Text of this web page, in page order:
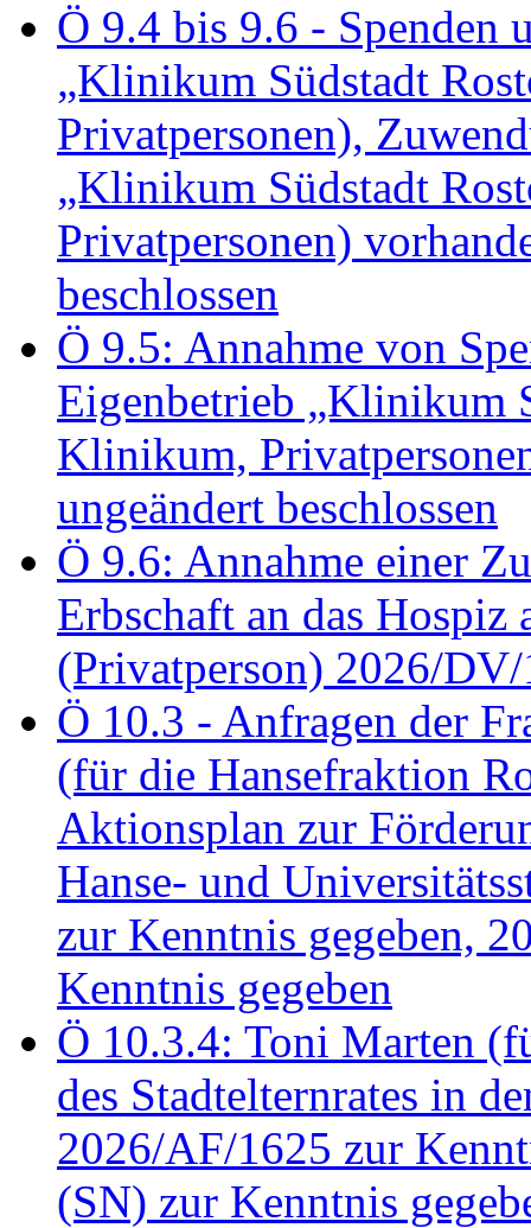
Ö 9.4 bis 9.6 -
„Klinikum Südstadt
Privatpersonen),
„Klinikum Südstadt
Privatpersonen)
beschlossen
Ö 9.5: Annahme von
Eigenbetrieb „Klinikum
Klinikum,
ungeändert beschlossen
Ö 9.6: Annahme einer
Erbschaft an das
(Privatperson) 2026/DV/
Ö 10.3 - Anfragen der
(für die Hansefraktion
Aktionsplan zur
Hanse- und
zur Kenntnis gegeben,
Kenntnis gegeben
Ö 10.3.4: Toni Marten
des Stadtelternrates in
2026/AF/1625 zur
(SN) zur Kenntnis